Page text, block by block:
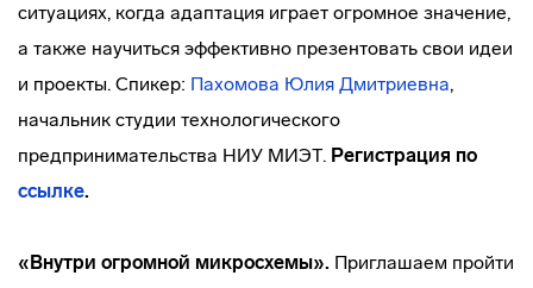
ситуациях, когда адаптация играет огромное значение,
а также научиться эффективно презентовать свои идеи
и проекты. Спикер: Пахомова Юлия Дмитриевна,
начальник студии технологического
предпринимательства НИУ МИЭТ. Регистрация по
ссылке.
«Внутри огромной микросхемы». Приглашаем пройти